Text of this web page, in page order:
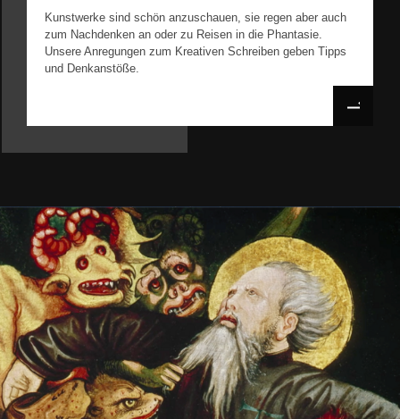
Kunstwerke sind schön anzuschauen, sie regen aber auch
zum Nachdenken an oder zu Reisen in die Phantasie.
Unsere Anregungen zum Kreativen Schreiben geben Tipps
und Denkanstöße.